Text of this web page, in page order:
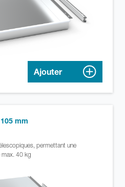
Ajouter
mm
permettant une
max. 40 kg